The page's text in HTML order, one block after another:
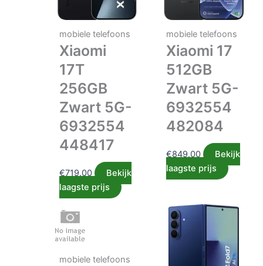
mobiele telefoons
Xiaomi
17T
256GB
Zwart 5G-
6932554
448417
€719.00
Bekijk
laagste prijs
mobiele telefoons
Xiaomi 17
512GB
Zwart 5G-
6932554
482084
€849.00
Bekijk
laagste prijs
mobiele telefoons